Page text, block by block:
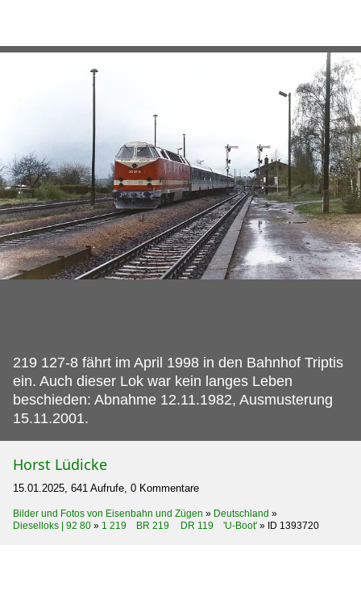
219 127-8 fährt im April 1998 in den Bahnhof Triptis
ein. Auch dieser Lok war kein langes Leben
beschieden: Abnahme 12.11.1982, Ausmusterung
15.11.2001.
Horst Lüdicke
15.01.2025, 641 Aufrufe, 0 Kommentare
Bilder und Fotos von Eisenbahn und Zügen » Deutschland »
Dieselloks | 92 80 » 1 219 BR 219 DR 119 'U-Boot' » ID 1393720